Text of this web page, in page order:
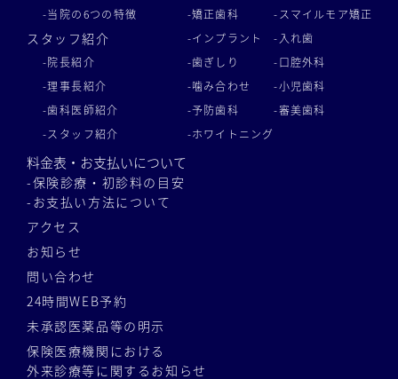
-当院の6つの特徴
スタッフ紹介
-院長紹介
-理事長紹介
-歯科医師紹介
-スタッフ紹介
-矯正歯科
-インプラント
-歯ぎしり
-噛み合わせ
-予防歯科
-ホワイトニング
-スマイルモア矯正
-入れ歯
-口腔外科
-小児歯科
-審美歯科
料金表・お支払いについて
-保険診療・初診料の目安
-お支払い方法について
アクセス
お知らせ
問い合わせ
24時間WEB予約
未承認医薬品等の明示
保険医療機関における
外来診療等に関するお知らせ